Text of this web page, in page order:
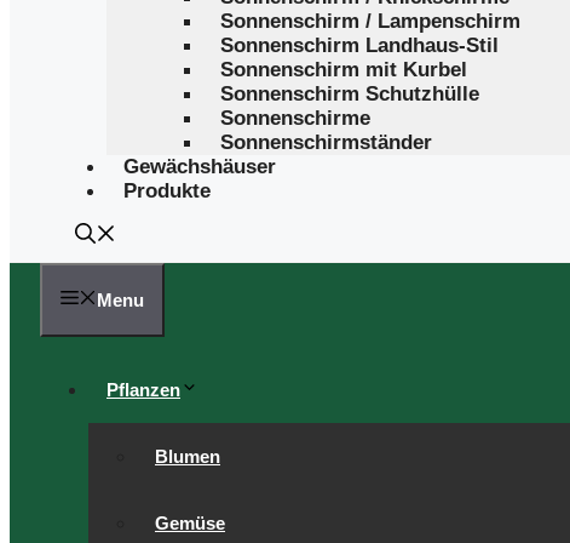
Sonnenschirm / Lampenschirm
Sonnenschirm Landhaus-Stil
Sonnenschirm mit Kurbel
Sonnenschirm Schutzhülle
Sonnenschirme
Sonnenschirmständer
Gewächshäuser
Produkte
Menu
Pflanzen
Blumen
Gemüse